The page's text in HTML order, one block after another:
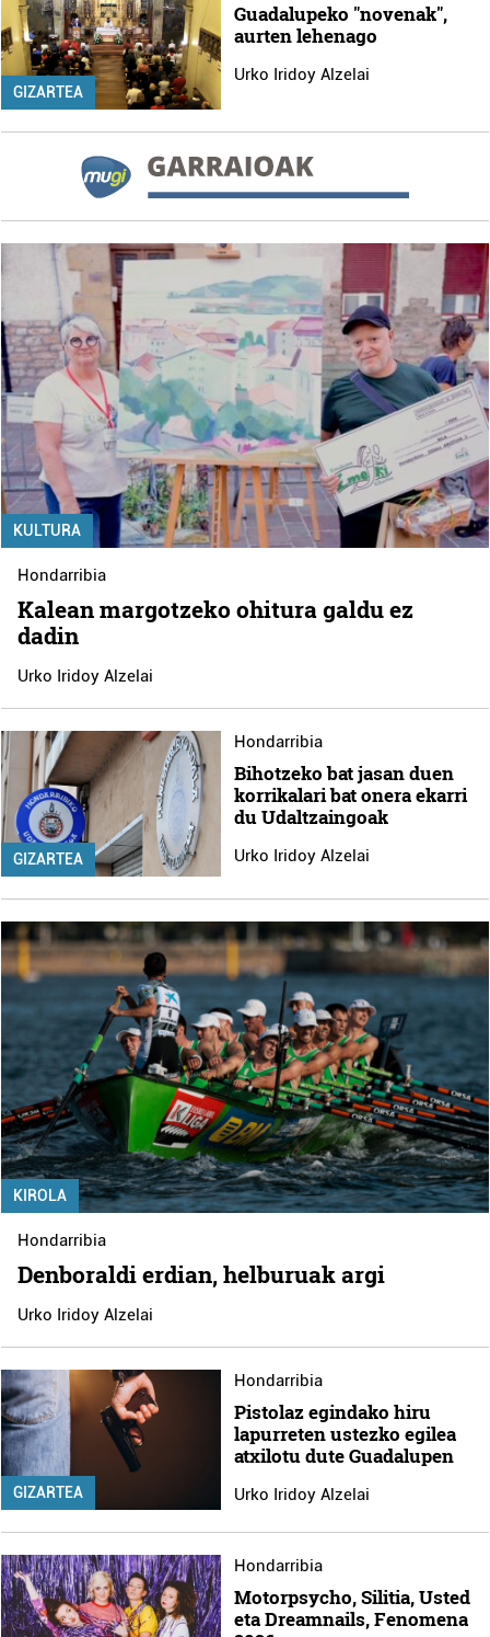
GIZARTEA
Guadalupeko "novenak",
aurten lehenago
Urko Iridoy Alzelai
KULTURA
Hondarribia
Kalean margotzeko ohitura galdu ez
dadin
Urko Iridoy Alzelai
GIZARTEA
Hondarribia
Bihotzeko bat jasan duen
korrikalari bat onera ekarri
du Udaltzaingoak
Urko Iridoy Alzelai
KIROLA
Hondarribia
Denboraldi erdian, helburuak argi
Urko Iridoy Alzelai
GIZARTEA
Hondarribia
Pistolaz egindako hiru
lapurreten ustezko egilea
atxilotu dute Guadalupen
Urko Iridoy Alzelai
Hondarribia
Motorpsycho, Silitia, Usted
eta Dreamnails, Fenomena